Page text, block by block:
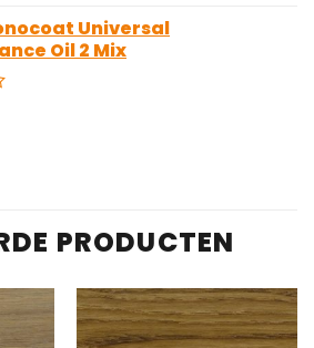
tot
€ 119,40
Universal
Oil 2 Mix
PRODUCTEN